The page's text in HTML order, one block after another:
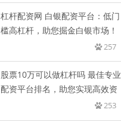
杠杆配资网 白银配资平台：低门
槛高杠杆，助您掘金白银市场！
257
股票10万可以做杠杆吗 最佳专业
配资平台排名，助您实现高效资
253